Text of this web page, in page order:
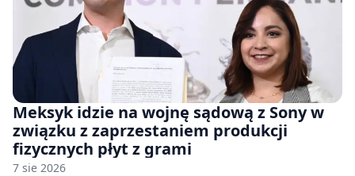
Meksyk idzie na wojnę sądową z Sony w
związku z zaprzestaniem produkcji
fizycznych płyt z grami
7 sie 2026